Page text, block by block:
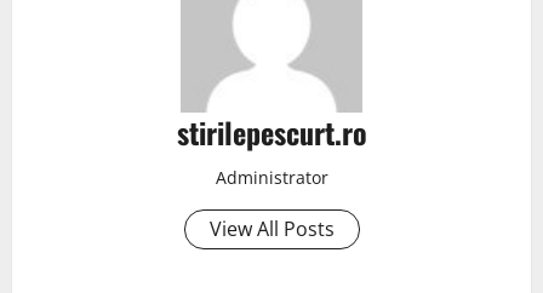
stirilepescurt.ro
Administrator
View All Posts